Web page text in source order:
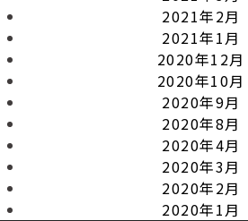
2021年2月
2021年1月
2020年12月
2020年10月
2020年9月
2020年8月
2020年4月
2020年3月
2020年2月
2020年1月